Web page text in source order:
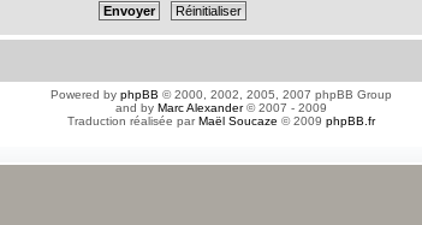
Powered by phpBB © 2000, 2002, 2005, 2007 phpBB Group
and by Marc Alexander© 2007 - 2009
Traduction réalisée parMaël Soucaze © 2009 phpBB.fr